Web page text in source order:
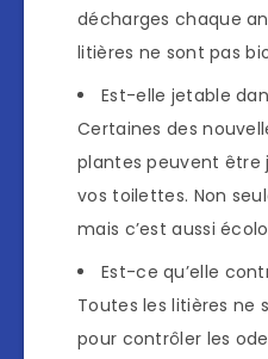
décharges chaque
litières ne sont pas
Est-elle jetable
Certaines des
plantes peuvent
vos toilettes. Non
mais c’est aussi
Est-ce qu’elle
Toutes les litières ne
pour contrôler les